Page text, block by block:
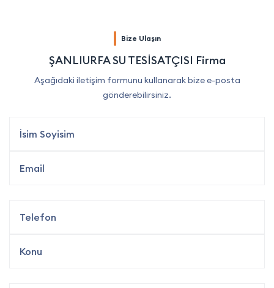
Bize Ulaşın
ŞANLIURFA SU TESİSATÇISI Firma
Aşağıdaki iletişim formunu kullanarak bize e-posta
gönderebilirsiniz.